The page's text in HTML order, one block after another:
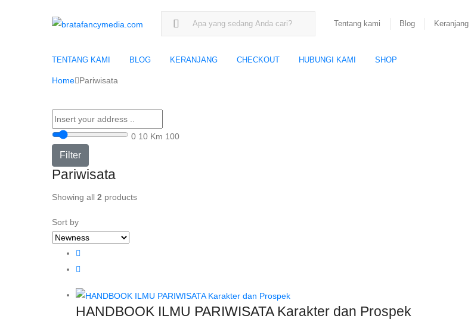
Search for:
Tentang kami Blog Keranjang
TENTANG KAMI BLOG KERANJANG CHECKOUT HUBUNGI KAMI SHOP
Home Pariwisata
0 10 Km 100
Filter
Pariwisata
Showing all 2 products
Sort by
HANDBOOK ILMU PARIWISATA Karakter dan Prospek